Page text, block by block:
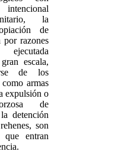
la
de
por razones
escala,
de los
armas
expulsión o
de
detención
son
que entran